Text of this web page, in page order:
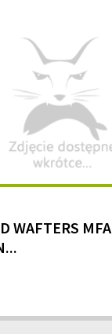
WAFTERS MFA